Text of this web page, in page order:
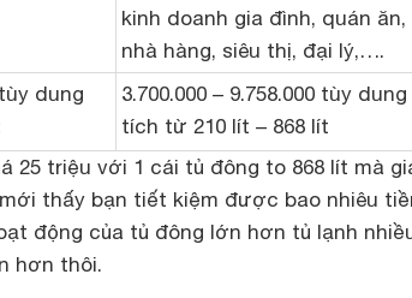
kinh doanh gia đình, quán ăn,
nhà hàng, siêu thị, đại lý,….
tùy dung
3.700.000 – 9.758.000 tùy dung
tích từ 210 lít – 868 lít
25 triệu với 1 cái tủ đông to 868 lít mà
thấy bạn tiết kiệm được bao nhiêu
động của tủ đông lớn hơn tủ lạnh
hơn thôi.